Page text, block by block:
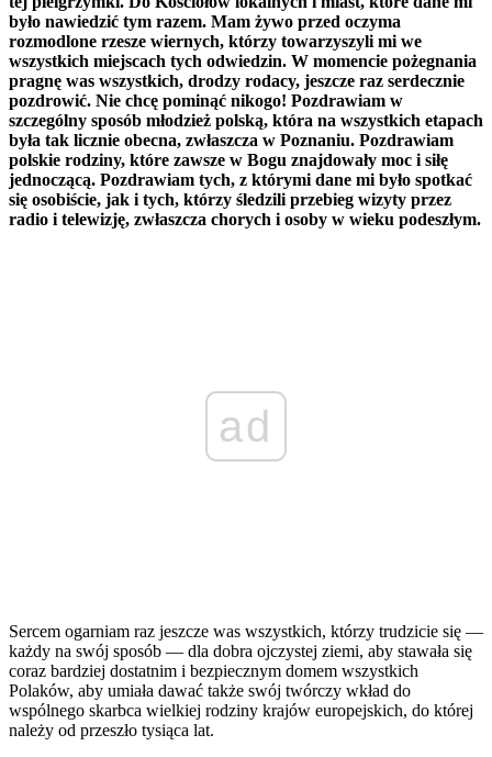
było nawiedzić tym razem. Mam żywo przed oczyma
rozmodlone rzesze wiernych, którzy towarzyszyli mi we
wszystkich miejscach tych odwiedzin. W momencie pożegnania
pragnę was wszystkich, drodzy rodacy, jeszcze raz serdecznie
pozdrowić. Nie chcę pominąć nikogo! Pozdrawiam w
szczególny sposób młodzież polską, która na wszystkich etapach
była tak licznie obecna, zwłaszcza w Poznaniu. Pozdrawiam
polskie rodziny, które zawsze w Bogu znajdowały moc i siłę
jednoczącą. Pozdrawiam tych, z którymi dane mi było spotkać
się osobiście, jak i tych, którzy śledzili przebieg wizyty przez
radio i telewizję, zwłaszcza chorych i osoby w wieku podeszłym.
ad
Sercem ogarniam raz jeszcze was wszystkich, którzy trudzicie się —
każdy na swój sposób — dla dobra ojczystej ziemi, aby stawała się
coraz bardziej dostatnim i bezpiecznym domem wszystkich
Polaków, aby umiała dawać także swój twórczy wkład do
wspólnego skarbca wielkiej rodziny krajów europejskich, do której
należy od przeszło tysiąca lat.